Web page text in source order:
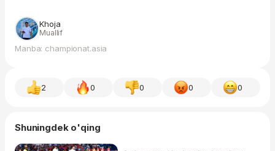
Khoja
Muallif
Manba: championat.asia
2 0 0 0 0
Shuningdek o'qing